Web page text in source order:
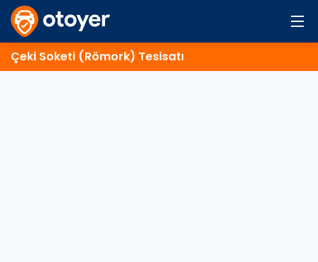
Çeki Soketi (Römork) Tesisatı